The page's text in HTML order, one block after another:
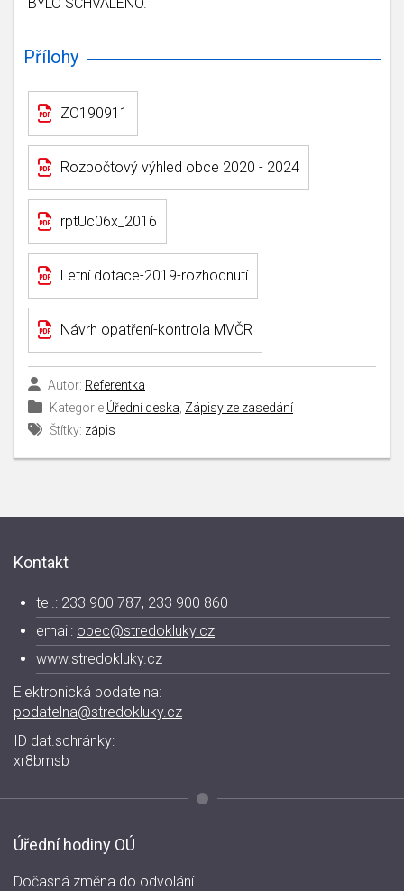
Přílohy
ZO190911
Rozpočtový výhled obce 2020 - 2024
rptUc06x_2016
Letní dotace-2019-rozhodnutí
Návrh opatření-kontrola MVČR
Autor: Referentka
Kategorie Úřední deska Zápisy ze zasedání
Štítky: zápis
Kontakt
tel.: 233 900 787, 233 900 860
email: obec@stredokluky.cz
www.stredokluky.cz
Elektronická podatelna:
podatelna@stredokluky.cz
ID dat.schránky:
xr8bmsb
Úřední hodiny OÚ
Dočasná změna do odvolání